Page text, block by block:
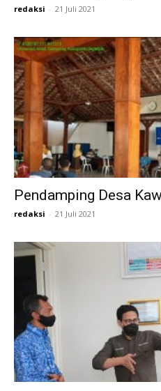
redaksi - 21 Juli 2021
Pendamping Desa
redaksi - 21 Juli 2021